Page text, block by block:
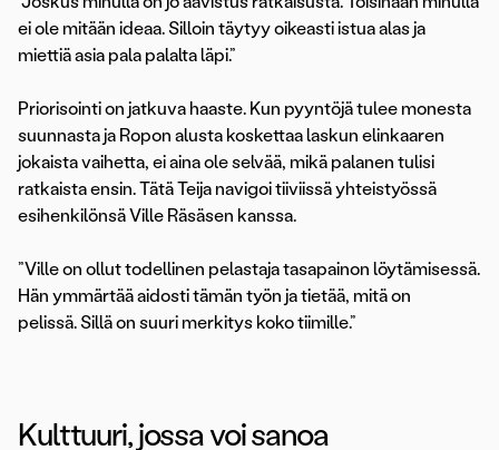
ei ole mitään ideaa. Silloin täytyy oikeasti istua alas ja
miettiä asia pala palalta läpi.”
Priorisointi on jatkuva haaste. Kun pyyntöjä tulee monesta
suunnasta ja Ropon alusta koskettaa laskun elinkaaren
jokaista vaihetta, ei aina ole selvää, mikä palanen tulisi
ratkaista ensin. Tätä Teija navigoi tiiviissä yhteistyössä
esihenkilönsä Ville Räsäsen kanssa.
”Ville on ollut todellinen pelastaja tasapainon löytämisessä.
Hän ymmärtää aidosti tämän työn ja tietää, mitä on
pelissä. Sillä on suuri merkitys koko tiimille.”
Kulttuuri, jossa voi sanoa